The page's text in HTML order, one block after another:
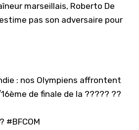
marseillais, Roberto De
pas son adversaire pour
: nos Olympiens affrontent
de finale de la ????? ??
#BFCOM